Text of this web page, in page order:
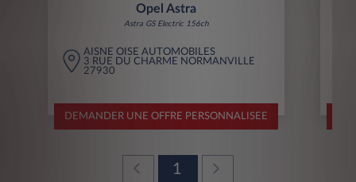
Opel Astra
Astra GS Electric 156ch
AISNE OISE AUTOMOBILES
3 RUE DU CHARME NORMANVILLE
27930
DEMANDER UNE OFFRE PERSONNALISEE
1